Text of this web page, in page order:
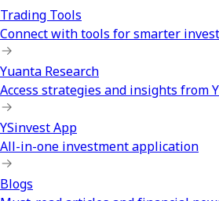
Trading Tools
Connect with tools for smarter
Yuanta Research
Access strategies and insights from
YSinvest App
All-in-one investment application
Blogs